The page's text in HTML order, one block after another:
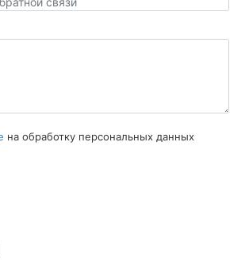
на обработку персональных данных